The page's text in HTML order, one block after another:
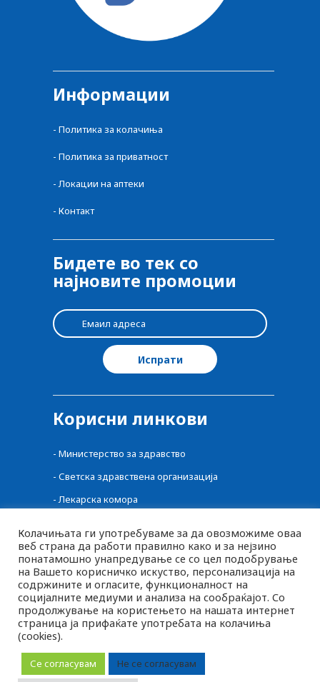
MK
Информации
- Политика за колачиња
- Политика за приватност
- Локации на аптеки
- Контакт
Бидете во тек со
најновите промоции
Корисни линкови
- Министерство за здравство
- Светска здравствена организација
-Лекарска комора
-Фонд за здравство
-Фармацевтска комора
-Агенција за Храна и Ветеринарство
Колачињата ги употребуваме за да овозможиме оваа
веб страна да работи правилно како и за нејзино
понатамошно унапредување се со цел подобрување
на Вашето корисничко искуство, персонализација на
содржините и огласите, функционалност на
социјалните медиуми и анализа на сообраќајот. Со
продолжување на користењето на нашата интернет
страница ја прифаќате употребата на колачиња
(cookies).
Се согласувам Не се согласувам